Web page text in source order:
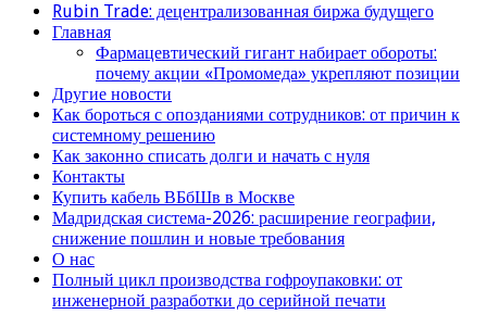
Rubin Trade: децентрализованная биржа будущего
Главная
Фармацевтический гигант набирает обороты:
почему акции «Промомеда» укрепляют позиции
Другие новости
Как бороться с опозданиями сотрудников: от причин к
системному решению
Как законно списать долги и начать с нуля
Контакты
Купить кабель ВБбШв в Москве
Мадридская система-2026: расширение географии,
снижение пошлин и новые требования
О нас
Полный цикл производства гофроупаковки: от
инженерной разработки до серийной печати